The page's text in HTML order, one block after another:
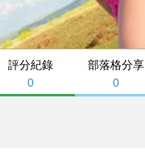
評分紀錄
0
部落格分享
0